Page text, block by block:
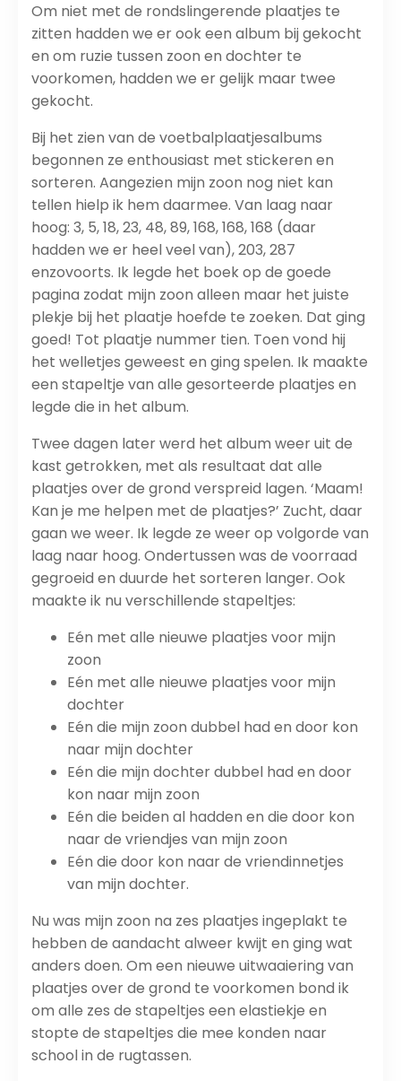
Om niet met de rondslingerende plaatjes te
zitten hadden we er ook een album bij gekocht
en om ruzie tussen zoon en dochter te
voorkomen, hadden we er gelijk maar twee
gekocht.
Bij het zien van de voetbalplaatjesalbums
begonnen ze enthousiast met stickeren en
sorteren. Aangezien mijn zoon nog niet kan
tellen hielp ik hem daarmee. Van laag naar
hoog: 3, 5, 18, 23, 48, 89, 168, 168, 168 (daar
hadden we er heel veel van), 203, 287
enzovoorts. Ik legde het boek op de goede
pagina zodat mijn zoon alleen maar het juiste
plekje bij het plaatje hoefde te zoeken. Dat ging
goed! Tot plaatje nummer tien. Toen vond hij
het welletjes geweest en ging spelen. Ik maakte
een stapeltje van alle gesorteerde plaatjes en
legde die in het album.
Twee dagen later werd het album weer uit de
kast getrokken, met als resultaat dat alle
plaatjes over de grond verspreid lagen. ‘Maam!
Kan je me helpen met de plaatjes?’ Zucht, daar
gaan we weer. Ik legde ze weer op volgorde van
laag naar hoog. Ondertussen was de voorraad
gegroeid en duurde het sorteren langer. Ook
maakte ik nu verschillende stapeltjes:
Eén met alle nieuwe plaatjes voor mijn
zoon
Eén met alle nieuwe plaatjes voor mijn
dochter
Eén die mijn zoon dubbel had en door kon
naar mijn dochter
Eén die mijn dochter dubbel had en door
kon naar mijn zoon
Eén die beiden al hadden en die door kon
naar de vriendjes van mijn zoon
Eén die door kon naar de vriendinnetjes
van mijn dochter.
Nu was mijn zoon na zes plaatjes ingeplakt te
hebben de aandacht alweer kwijt en ging wat
anders doen. Om een nieuwe uitwaaiering van
plaatjes over de grond te voorkomen bond ik
om alle zes de stapeltjes een elastiekje en
stopte de stapeltjes die mee konden naar
school in de rugtassen.